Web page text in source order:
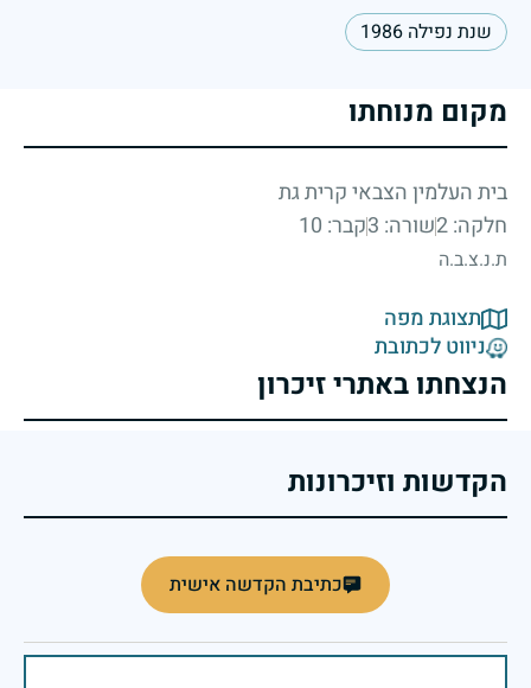
שנת נפילה 1986
מקום מנוחתו
בית העלמין הצבאי קרית גת
חלקה: 2
שורה: 3 קבר: 10
ת.נ.צ.ב.ה
תצוגת מפה
ניווט לכתובת
הנצחתו באתרי זיכרון
הקדשות וזיכרונות
כתיבת הקדשה אישית